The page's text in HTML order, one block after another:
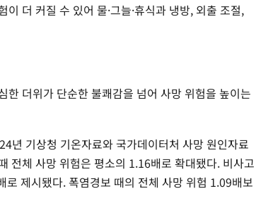
더 커질 수 있어 물·그늘·휴식과 냉방, 외출 조절,
더위가 단순한 불쾌감을 넘어 사망 위험을 높이는
기상청 기온자료와 국가데이터처 사망 원인자료
전체 사망 위험은 평소의 1.16배로 확대됐다. 비사고
제시됐다. 폭염경보 때의 전체 사망 위험 1.09배보